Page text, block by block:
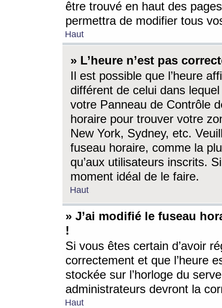
être trouvé en haut des
permettra de modifier tous
Haut
» L’heure n’est pas
Il est possible que l’heure
différent de celui dans
votre Panneau de Contrôle
horaire pour trouver votre
New York, Sydney, etc.
fuseau horaire, comme la
qu’aux utilisateurs inscrits.
moment idéal de le faire.
Haut
» J’ai modifié le fuseau
!
Si vous êtes certain d’avoir
correctement et que l’heure
stockée sur l’horloge du
administrateurs devront la
Haut